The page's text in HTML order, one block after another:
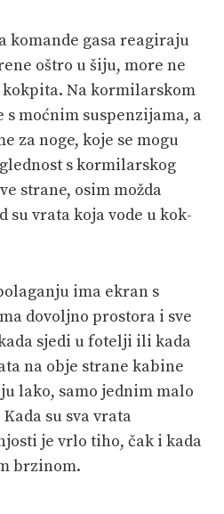
komande gasa reagiraju
oštro u šiju, more ne
Na kormilarskom
moćnim suspenzijama, a
za noge, koje se mogu
s kormilarskog
strane, osim možda
su vrata koja vode u kok­
ima ekran s
dovoljno prostora i sve
sjedi u fotelji ili kada
na obje strane kabine
lako, samo jednim malo
su sva vrata
je vrlo tiho, čak i kada
brzinom.